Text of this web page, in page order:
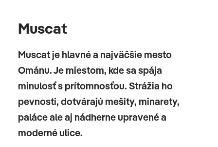
Muscat
Muscat je hlavné a najväčšie mesto
Ománu. Je miestom, kde sa spája
minulosť s prítomnosťou. Strážia ho
pevnosti, dotvárajú mešity, minarety,
paláce ale aj nádherne upravené a
moderné ulice.